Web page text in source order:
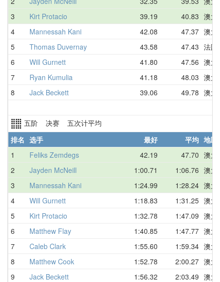
3
Kirt Protacio 39.19 40.83 澳大
4
Mannessah Kani 42.08 47.37 澳大
5
Thomas Duvernay 43.58 47.43 法国
6
Will Gurnett 41.80 47.56 澳大
7
Ryan Kumulia 41.18 48.03 澳大
8
Jack Beckett 39.06 49.78 澳大
五阶 决赛 五次计平均
排名 选手 最好 平均 地区
1
Feliks Zemdegs 42.19 47.70 澳大
2
Jayden McNeill 1:00.71 1:06.76 澳大
3
Mannessah Kani 1:24.99 1:28.24 澳大
4
Will Gurnett 1:18.83 1:31.25 澳大
5
Kirt Protacio 1:32.78 1:47.09 澳大
6
Matthew Flay 1:40.85 1:47.77 澳大
7
Caleb Clark 1:55.60 1:59.34 澳大
8
Matthew Cook 1:52.78 2:00.27 澳大
9
Jack Beckett 1:56.32 2:03.49 澳大